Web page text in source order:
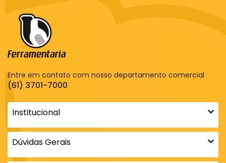
Entre em contato com nosso departamento comercial
(61) 3701-7000
Institucional
Dúvidas Gerais